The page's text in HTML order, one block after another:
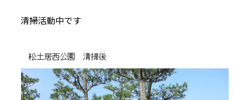
清掃活動中です